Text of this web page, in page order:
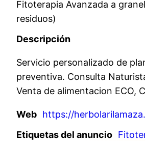
Fitoterapia Avanzada a
residuos)
Descripción
Servicio personalizado de
preventiva. Consulta
Venta de alimentacion ECO,
Web https://
Etiquetas del anuncio